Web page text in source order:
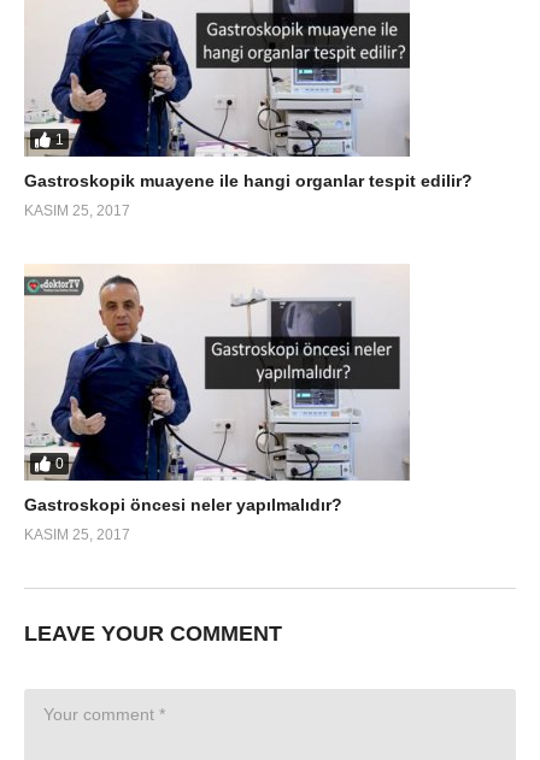
1
Gastroskopik muayene ile hangi organlar tespit edilir?
KASIM 25, 2017
0
Gastroskopi öncesi neler yapılmalıdır?
KASIM 25, 2017
LEAVE YOUR COMMENT